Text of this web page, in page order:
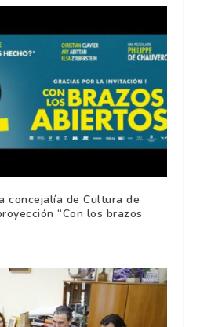
concejalía de Cultura de
“Con los brazos